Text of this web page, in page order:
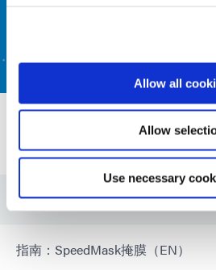
Allow all
Allow
Use necessary
资源
公告：用于PCB加工的可剥离掩膜
指南：SpeedMask掩膜（EN）